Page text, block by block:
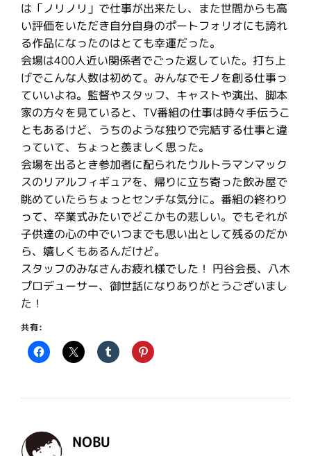
は「ノリノリ」で仕事が出来たし、また世間からも高
い評価をいただき自分自身のポートフォリオにも誇れ
る作品になったのはとても幸運だった。
会場は400人近い関係者でごった返していた。打ち上
げでこんな人数は初めて。みんなでモノを創る仕事っ
ていいよね。監督やスタッフ、キャストや演出、脚本
家の方々を見ていると、TV番組の仕事は時々手伝うこ
ともあるけど、うちのような独りで完結する仕事と違
っていて、ちょっと羨ましく思った。
会場を出るとき参加者に配られたウルトラマンマック
スのリアルフィギュアを、帰りに立ち寄った飲み屋で
眺めていたらちょっとセンチな気分に。番組の終わり
って、卒業式みたいでどこかもの悲しい。でもそれが
子供達の心の中でいつまでも思い出として残るのだか
ら、嬉しくもあるんだけど。
スタッフのみなさんお疲れ様でした！ 円谷会長、八木
プロデューサー、御世話になりありがとうございまし
た！
共有:
NOBU